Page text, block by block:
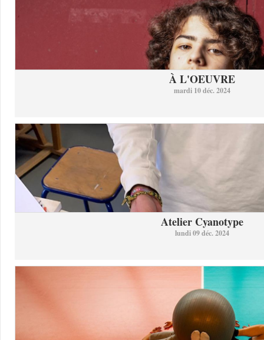
À L'OEUVRE
mardi 10 déc. 2024
Atelier Cyanotype
lundi 09 déc. 2024